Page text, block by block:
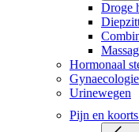
Droge
Hormonaal
Gynaecologie
Urinewegen
Pijn en koorts